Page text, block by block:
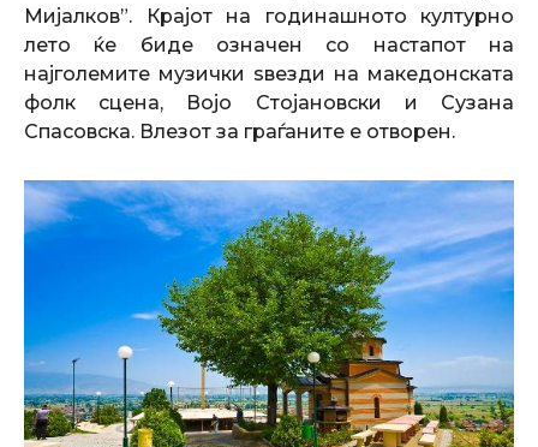
Мијалков”. Крајот на годинашното културно
лето ќе биде означен со настапот на
најголемите музички ѕвезди на македонската
фолк сцена, Војо Стојановски и Сузана
Спасовска. Влезот за граѓаните е отворен.